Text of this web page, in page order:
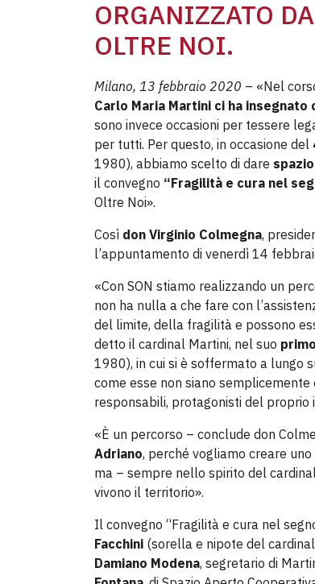
ORGANIZZATO
OLTRE NOI.
Milano, 13 febbraio 2020 – «Nel
Carlo Maria Martini ci ha
sono invece occasioni per tessere
per tutti. Per questo, in occasione del
1980), abbiamo scelto di dare
il convegno “Fragilità e cura nel
Oltre Noi».
Così don Virginio Colmegna,
l’appuntamento di venerdì 14
«Con SON stiamo realizzando un
non ha nulla a che fare con
del limite, della fragilità e possono
detto il cardinal Martini, nel suo
1980), in cui si è soffermato a lungo
come esse non siano
responsabili, pro­tagonisti del proprio
«È un percorso – conclude don
Adriano, perché vogliamo creare
ma – sempre nello spirito del
vivono il territorio».
Il convegno “Fragilità e cura nel
Facchini (sorella e nipote del
Damiano Modena, segretario di